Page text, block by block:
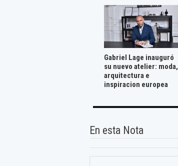
Gabriel Lage inauguró
su nuevo atelier: moda,
arquitectura e
inspiracion europea
En esta Nota